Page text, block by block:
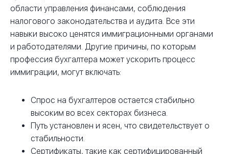
области управления финансами, соблюдения
налогового законодательства и аудита. Все эти
навыки высоко ценятся иммиграционными органами
и работодателями. Другие причины, по которым
профессия бухгалтера может ускорить процесс
иммиграции, могут включать:
Спрос на бухгалтеров остается стабильно
высоким во всех секторах бизнеса.
Путь установлен и ясен, что свидетельствует о
стабильности.
Сертификаты, такие как сертифицированный